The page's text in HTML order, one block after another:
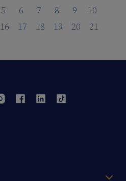
5 6 7 8 9
10
16 17 18 19 20
21